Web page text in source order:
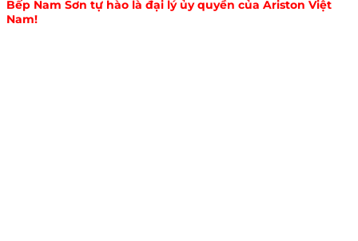
Bếp Nam Sơn tự hào là đại lý ủy quyền của Ariston Việt
Nam!